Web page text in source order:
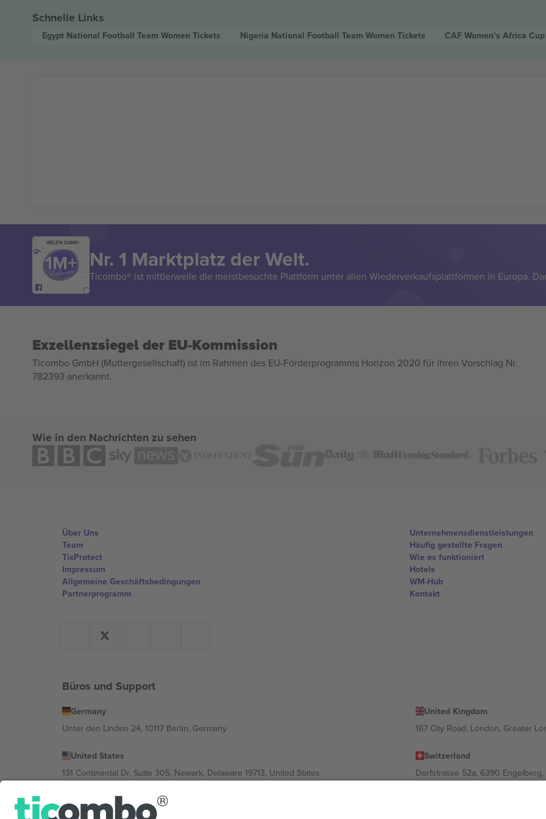
Schnelle Links
Egypt National Football Team Women Tickets Nigeria National Football Team Women Tickets CAF Women’s Africa
VIELEN DANK!
Nr. 1 Marktplatz der Welt.
Ticombo® ist mittlerweile die meistbesuchte Plattform unter allen Wiederverkaufsplattformen in Europa.
Exzellenzsiegel der EU-Kommission
Ticombo GmbH (Muttergesellschaft) ist im Rahmen des EU-Förderprogramms Horizon 2020 für ihren Vorschlag Nr.
782393 anerkannt.
Wie in den Nachrichten zu sehen
Über Uns
Team
TixProtect
Impressum
Allgemeine Geschäftsbedingungen
Partnerprogramm
Unternehmensdienstleistungen
Häufig gestellte Fragen
Wie es funktioniert
Hotels
WM-Hub
Kontakt
Büros und Support
Germany
Unter den Linden 24, 10117 Berlin, Germany
United Kingdom
167 City Road, London, Greater
United States
131 Continental Dr, Suite 305, Newark, Delaware 19713, United States
Switzerland
Dorfstrasse 52a, 6390
Bulgaria